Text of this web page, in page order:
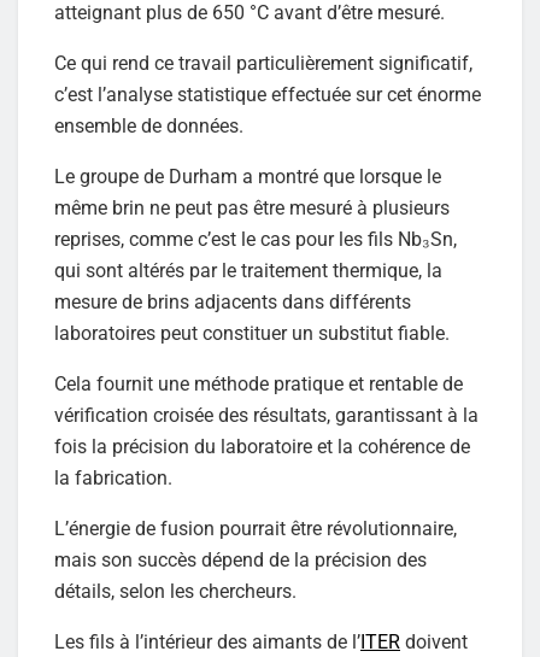
atteignant plus de 650 °C avant d’être mesuré.
Ce qui rend ce travail particulièrement significatif,
c’est l’analyse statistique effectuée sur cet énorme
ensemble de données.
Le groupe de Durham a montré que lorsque le
même brin ne peut pas être mesuré à plusieurs
reprises, comme c’est le cas pour les fils Nb₃Sn,
qui sont altérés par le traitement thermique, la
mesure de brins adjacents dans différents
laboratoires peut constituer un substitut fiable.
Cela fournit une méthode pratique et rentable de
vérification croisée des résultats, garantissant à la
fois la précision du laboratoire et la cohérence de
la fabrication.
L’énergie de fusion pourrait être révolutionnaire,
mais son succès dépend de la précision des
détails, selon les chercheurs.
Les fils à l’intérieur des aimants de l’ ITER doivent